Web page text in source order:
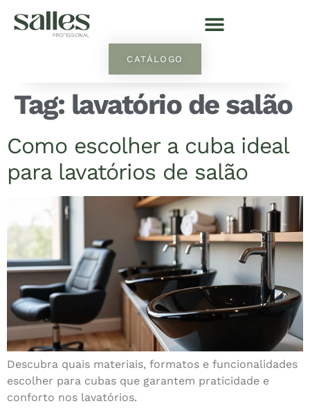
CATÁLOGO
Tag: lavatório de salão
Como escolher a cuba ideal
para lavatórios de salão
Descubra quais materiais, formatos e funcionalidades
escolher para cubas que garantem praticidade e
conforto nos lavatórios.